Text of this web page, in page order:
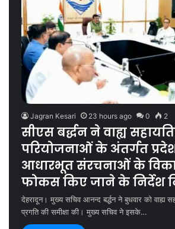
Jagran Kesari 23 hours ago 0 2
सीएस बर्द्धन ने वाह्य
परियोजनाओं के अंतर्गत
आधारभूत संरचनाओं के
फोकस किए जाने के निर्देश
देहरादून। मुख्य सचिव आनन्द बर्द्धन ने बुधवार को वाह्य
प्रगति की समीक्षा की। मुख्य सचिव ने इसके…